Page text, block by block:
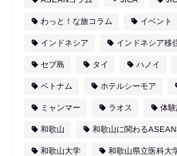
わっと！な旅コラム イベント
インドネシア インドネシア移
セブ島 タイ ハノイ
ベトナム ホテルシーモア
ミャンマー ラオス 体験
和歌山 和歌山に関わるASEAN
和歌山大学 和歌山県立医科大